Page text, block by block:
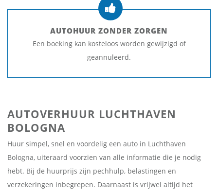
AUTOHUUR ZONDER ZORGEN
Een boeking kan kosteloos worden gewijzigd of
geannuleerd.
AUTOVERHUUR LUCHTHAVEN
BOLOGNA
Huur simpel, snel en voordelig een auto in Luchthaven
Bologna, uiteraard voorzien van alle informatie die je nodig
hebt. Bij de huurprijs zijn pechhulp, belastingen en
verzekeringen inbegrepen. Daarnaast is vrijwel altijd het